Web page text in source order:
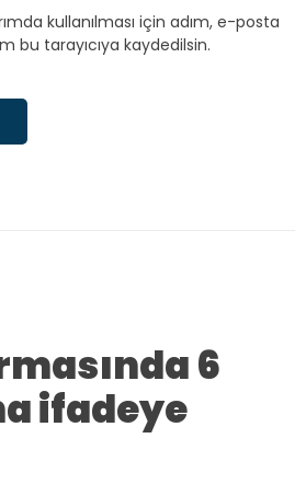
kullanılması için adım, e-posta
bu tarayıcıya kaydedilsin.
6
ifadeye